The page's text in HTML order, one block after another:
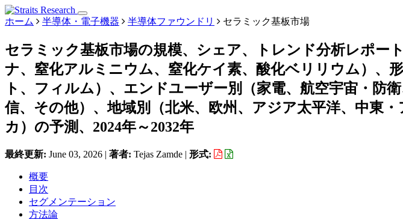
ホーム 半導体・電子機器 半導体ファウンドリ セラミック基板市場
セラミック基板市場の規模、シェア、トレンド分析レポー
ナ、窒化アルミニウム、窒化ケイ素、酸化ベリリウム）、
ト、フィルム）、エンドユーザー別（家電、航空宇宙・防
信、その他）、地域別（北米、欧州、アジア太平洋、中東
カ）の予測、2024年～2032年
最終更新: June 03, 2026 | 著者: Tejas Zamde | 形式:
概要
目次
セグメンテーション
方法論